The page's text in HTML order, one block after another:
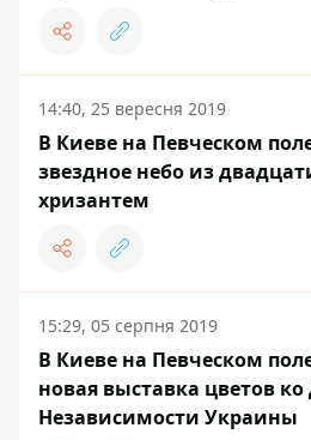
14:40, 25 вересня 2019
В Киеве на Певческом
звездное небо из
хризантем
15:29, 05 серпня 2019
В Киеве на Певческом
новая выставка цветов
Независимости Украины